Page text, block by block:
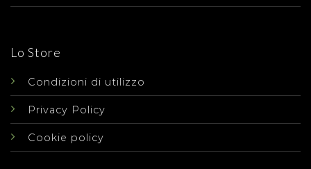
Lo Store
Condizioni di utilizzo
Privacy Policy
Cookie policy